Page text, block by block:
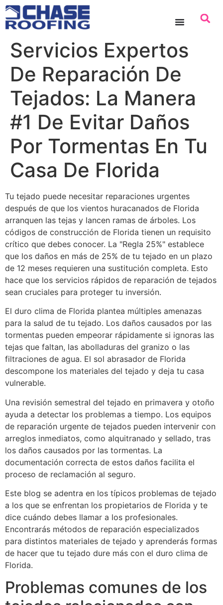
contenido
Servicios Expertos
De Reparación De
Tejados: La Manera
#1 De Evitar Daños
Por Tormentas En Tu
Casa De Florida
Tu tejado puede necesitar reparaciones urgentes
después de que los vientos huracanados de Florida
arranquen las tejas y lancen ramas de árboles. Los
códigos de construcción de Florida tienen un requisito
crítico que debes conocer. La "Regla 25%" establece
que los daños en más de 25% de tu tejado en un plazo
de 12 meses requieren una sustitución completa. Esto
hace que los servicios rápidos de reparación de tejados
sean cruciales para proteger tu inversión.
El duro clima de Florida plantea múltiples amenazas
para la salud de tu tejado. Los daños causados por las
tormentas pueden empeorar rápidamente si ignoras las
tejas que faltan, las abolladuras del granizo o las
filtraciones de agua. El sol abrasador de Florida
descompone los materiales del tejado y deja tu casa
vulnerable.
Una revisión semestral del tejado en primavera y otoño
ayuda a detectar los problemas a tiempo. Los equipos
de reparación urgente de tejados pueden intervenir con
arreglos inmediatos, como alquitranado y sellado, tras
los daños causados por las tormentas. La
documentación correcta de estos daños facilita el
proceso de reclamación al seguro.
Este blog se adentra en los típicos problemas de tejado
a los que se enfrentan los propietarios de Florida y te
dice cuándo debes llamar a los profesionales.
Encontrarás métodos de reparación especializados
para distintos materiales de tejado y aprenderás formas
de hacer que tu tejado dure más con el duro clima de
Florida.
Problemas comunes de los